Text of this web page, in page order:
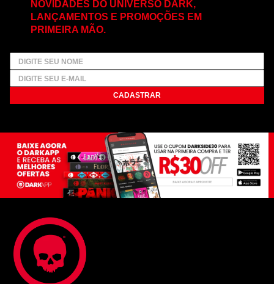
NOVIDADES DO UNIVERSO DARK,
LANÇAMENTOS E PROMOÇÕES EM
PRIMEIRA MÃO.
CADASTRAR